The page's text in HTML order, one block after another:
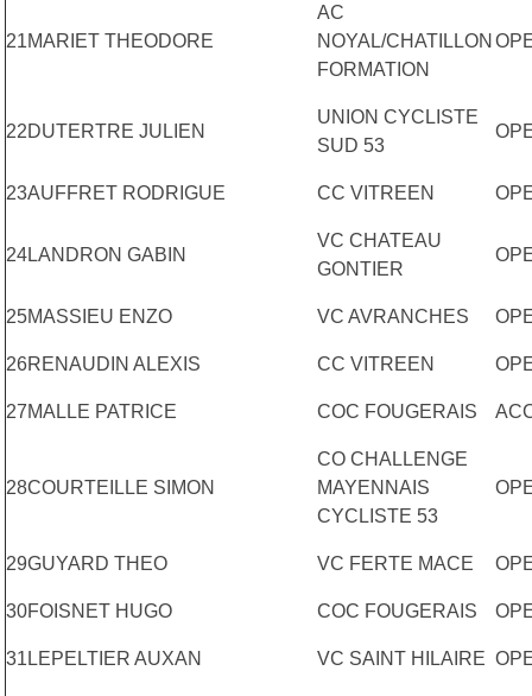
21MARIET THEODORE
AC
NOYAL/CHATILLON
FORMATION
22DUTERTRE JULIEN
UNION CYCLISTE
SUD 53
23AUFFRET RODRIGUE CC VITREEN
24LANDRON GABIN
VC CHATEAU
GONTIER
25MASSIEU ENZO VC AVRANCHES
26RENAUDIN ALEXIS CC VITREEN
27MALLE PATRICE COC FOUGERAIS
28COURTEILLE SIMON
CO CHALLENGE
MAYENNAIS
CYCLISTE 53
29GUYARD THEO VC FERTE MACE
30FOISNET HUGO COC FOUGERAIS
31 LEPELTIER AUXAN VC SAINT HILAIRE